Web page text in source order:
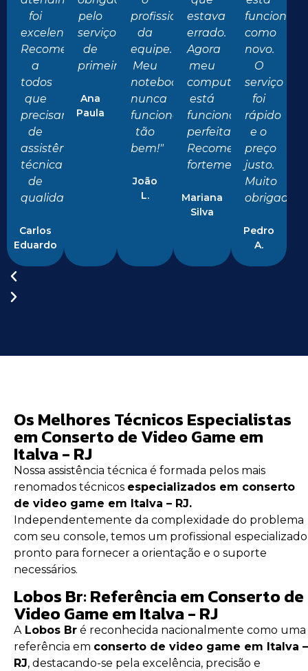
foi
excelente.
Recomendo
a
todos
que
precisam
de
assistência
técnica
de
qualidade!"
Carlos
Eduardo
pelo
serviço
de
primeira!"
Ana
Paula
profissionalismo
da
equipe.
Meu
notebook
nunca
funcionou
tão
bem!"
João
L.
estava
errado.
Agora
meu
computador
está
funcionando
perfeitamente.
Recomendo
fortemente!"
Mariana
Silva
como
novo.
O
serviço
foi
rápido
e o
preço
justo.
Muito
obrigado!"
Pedro
A.
Os Melhores Técnicos Especialistas
em Conserto de Video Game em
Italva - RJ
Nossa assistência técnica é formada pelos mais
renomados técnicos especializados em conserto
de video game em Italva – RJ.
Independentemente da complexidade do problema
com seu console, temos um profissional especializado
pronto para fornecer a orientação e o suporte
necessários.
Lobos Br: Referência em Conserto de
Video Game em Italva - RJ
ALobos Br é reconhecida nacionalmente como uma
referência em conserto de video game em Italva –
RJ, destacando-se pela excelência, precisão e